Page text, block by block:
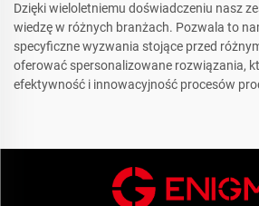
Dzięki wieloletniemu doświadczeniu nasz
wiedzę w różnych branżach. Pozwala to
specyficzne wyzwania stojące przed
oferować spersonalizowane rozwiązania,
efektywność i innowacyjność procesów